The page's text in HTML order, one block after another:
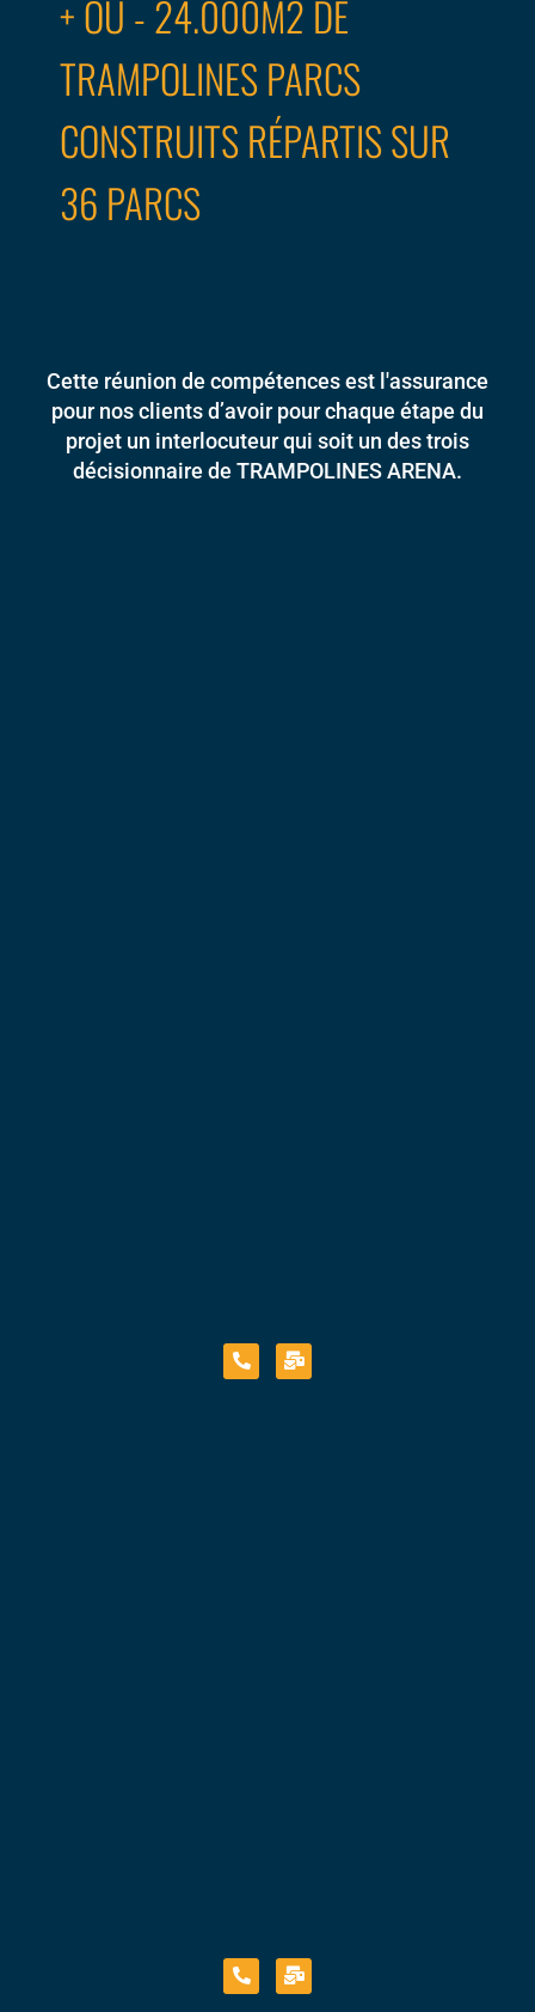
+ OU - 24.000M2 DE
TRAMPOLINES PARCS
CONSTRUITS RÉPARTIS SUR
36 PARCS
Cette réunion de compétences est l'assurance
pour nos clients d’avoir pour chaque étape du
projet un interlocuteur qui soit un des trois
décisionnaire de TRAMPOLINES ARENA.